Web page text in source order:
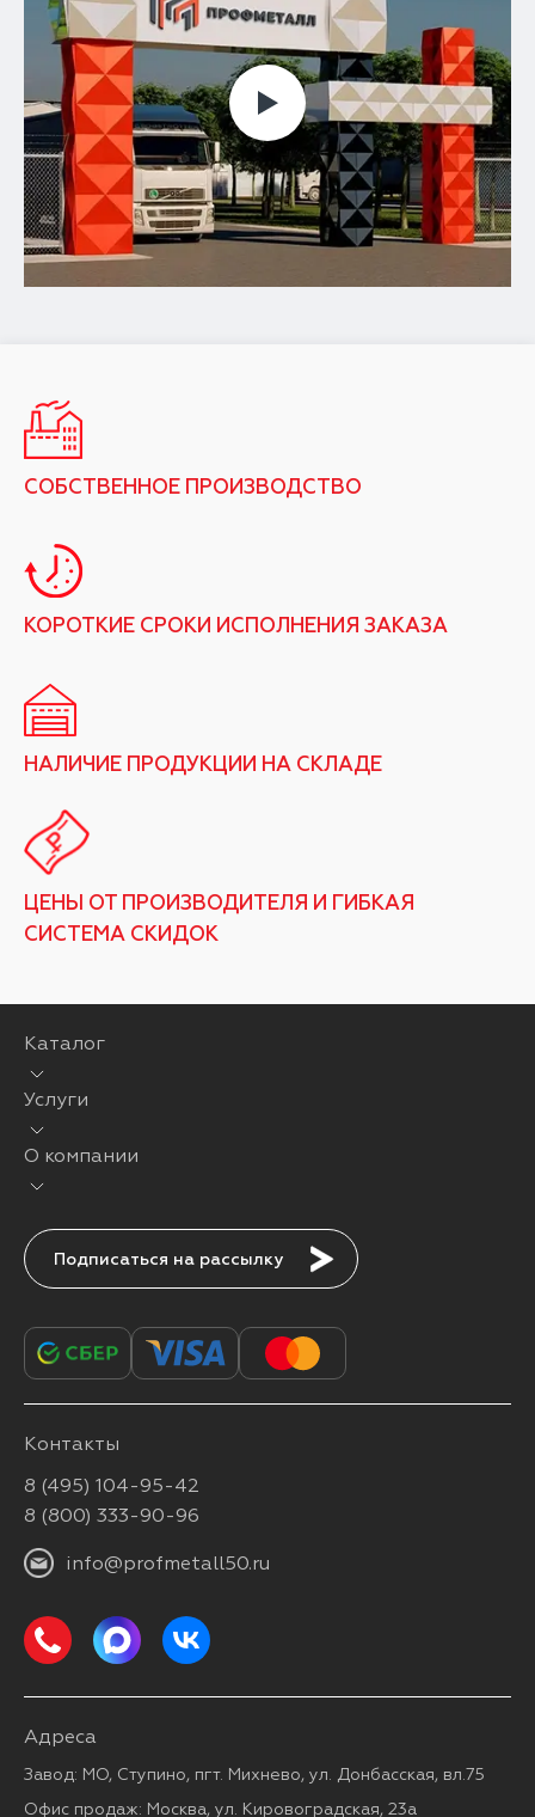
СОБСТВЕННОЕ ПРОИЗВОДСТВО
КОРОТКИЕ СРОКИ ИСПОЛНЕНИЯ ЗАКАЗА
НАЛИЧИЕ ПРОДУКЦИИ НА СКЛАДЕ
ЦЕНЫ ОТ ПРОИЗВОДИТЕЛЯ И ГИБКАЯ
СИСТЕМА СКИДОК
Каталог
Услуги
О компании
Подписаться
Контакты
8 (495) 104-95-42
8 (800) 333-90-96
info@profmetall50.ru
Адреса
Завод: МО, Ступино, пгт. Михнево, ул. Донбасская, вл.75
Офис продаж: Москва, ул. Кировоградская, 23а